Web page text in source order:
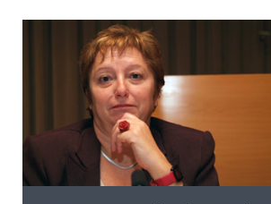
English
CERCAR